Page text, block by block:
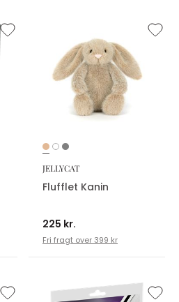
JELLYCAT
Flufflet Kanin
225 kr.
Fri fragt over 399 kr